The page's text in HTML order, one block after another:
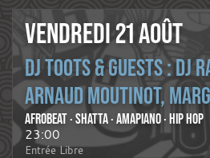
VENDREDI 21 AOÛT
DJ TOOTS & GUESTS : DJ
ARNAUD MOUTINOT,
AFROBEAT · SHATTA · AMAPIANO · HIP HOP
23:00
Entrée Libre